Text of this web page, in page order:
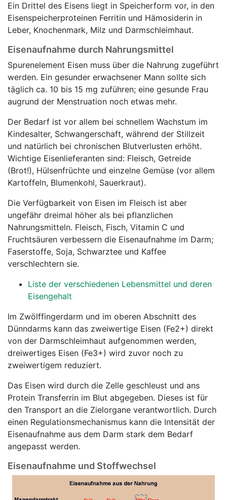
Ein Drittel des Eisens liegt in Speicherform vor, in den
Eisenspeicherproteinen Ferritin und Hämosiderin in
Leber, Knochenmark, Milz und Darmschleimhaut.
Eisenaufnahme durch Nahrungsmittel
Spurenelement Eisen muss über die Nahrung zugeführt
werden. Ein gesunder erwachsener Mann sollte sich
täglich ca. 10 bis 15 mg zuführen; eine gesunde Frau
augrund der Menstruation noch etwas mehr.
Der Bedarf ist vor allem bei schnellem Wachstum im
Kindesalter, Schwangerschaft, während der Stillzeit
und natürlich bei chronischen Blutverlusten erhöht.
Wichtige Eisenlieferanten sind: Fleisch, Getreide
(Brot!), Hülsenfrüchte und einzelne Gemüse (vor allem
Kartoffeln, Blumenkohl, Sauerkraut).
Die Verfügbarkeit von Eisen im Fleisch ist aber
ungefähr dreimal höher als bei pflanzlichen
Nahrungsmitteln. Fleisch, Fisch, Vitamin C und
Fruchtsäuren verbessern die Eisenaufnahme im Darm;
Faserstoffe, Soja, Schwarztee und Kaffee
verschlechtern sie.
Liste der verschiedenen Lebensmittel und deren
Eisengehalt
Im Zwölffingerdarm und im oberen Abschnitt des
Dünndarms kann das zweiwertige Eisen (Fe2+) direkt
von der Darmschleimhaut aufgenommen werden,
dreiwertiges Eisen (Fe3+) wird zuvor noch zu
zweiwertigem reduziert.
Das Eisen wird durch die Zelle geschleust und ans
Protein Transferrin im Blut abgegeben. Dieses ist für
den Transport an die Zielorgane verantwortlich. Durch
einen Regulationsmechanismus kann die Intensität der
Eisenaufnahme aus dem Darm stark dem Bedarf
angepasst werden.
Eisenaufnahme und Stoffwechsel